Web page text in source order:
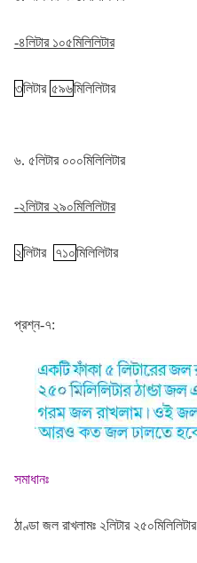
-৪লিটার ১০৫মিলিলিটার
৩লিটার ৫৯৬মিলিলিটার
৬. ৫লিটার ০০০মিলিলিটার
-২লিটার ২৯০মিলিলিটার
২লিটার ৭১০মিলিলিটার
প্রশ্ন-৭:
সমাধানঃ
ঠাণ্ডা জল রাখলামঃ ২লিটার ২৫০মিলিলিটার